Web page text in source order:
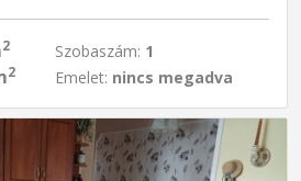
2
2
Szobaszám: 1
Emelet: nincs megadva